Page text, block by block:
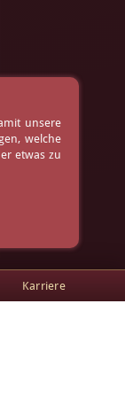
Karriere
unsere
welche
etwas zu